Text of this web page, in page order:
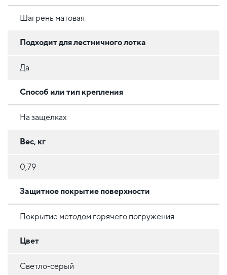
Шагрень матовая
Подходит для лестничного лотка
Да
Способ или тип крепления
На защелках
Вес, кг
0,79
Защитное покрытие поверхности
Покрытие методом горячего погружения
Цвет
Светло-серый